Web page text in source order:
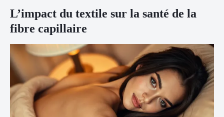
L’impact du textile sur la santé de la
fibre capillaire